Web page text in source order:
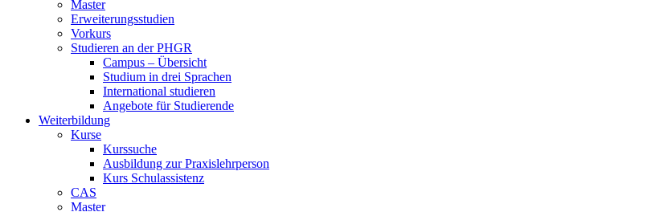
Master
Erweiterungsstudien
Vorkurs
Studieren an der PHGR
Campus – Übersicht
Studium in drei Sprachen
International studieren
Angebote für Studierende
Weiterbildung
Kurse
Kurssuche
Ausbildung zur Praxislehrperson
Kurs Schulassistenz
CAS
Master